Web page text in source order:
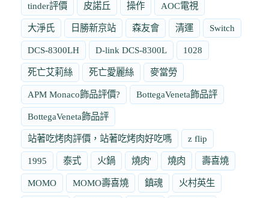
tinder評價 皮諾丘 操作 AOC電視
大淨氏 日勝新京站 森友會 清運 Switch
DCS-8300LH D-link DCS-8300L 1028
死亡艾莉絲 死亡愛麗絲 麥當勞
APM Monaco飾品評價? BottegaVeneta飾品評
BottegaVeneta飾品評
站著吃烤肉評價，站著吃烤肉好吃嗎 z flip
1995 泰式 火鍋 燒肉' 燒肉 壽喜燒
MOMO MOMO壽喜燒 鎮魂 火村英生